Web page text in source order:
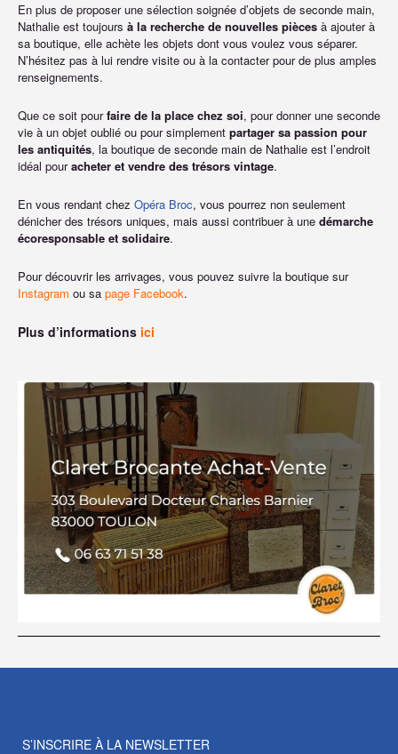
En plus de proposer une sélection soignée d’objets de seconde main,
Nathalie est toujours à la recherche de nouvelles pièces à ajouter à
sa boutique, elle achète les objets dont vous voulez vous séparer.
N’hésitez pas à lui rendre visite ou à la contacter pour de plus amples
renseignements.
Que ce soit pourfaire de la place chez soi, pour donner une seconde
vie à un objet oublié ou pour simplement partager sa passion pour
les antiquités, la boutique de seconde main de Nathalie est l’endroit
idéal pouracheter et vendre des trésors vintage.
En vous rendant chez Opéra Broc, vous pourrez non seulement
dénicher des trésors uniques, mais aussi contribuer à une démarche
écoresponsable et solidaire.
Pour découvrir les arrivages, vous pouvez suivre la boutique sur
Instagram ou sa page Facebook.
Plus d’informations ici
S’INSCRIRE À LA NEWSLETTER